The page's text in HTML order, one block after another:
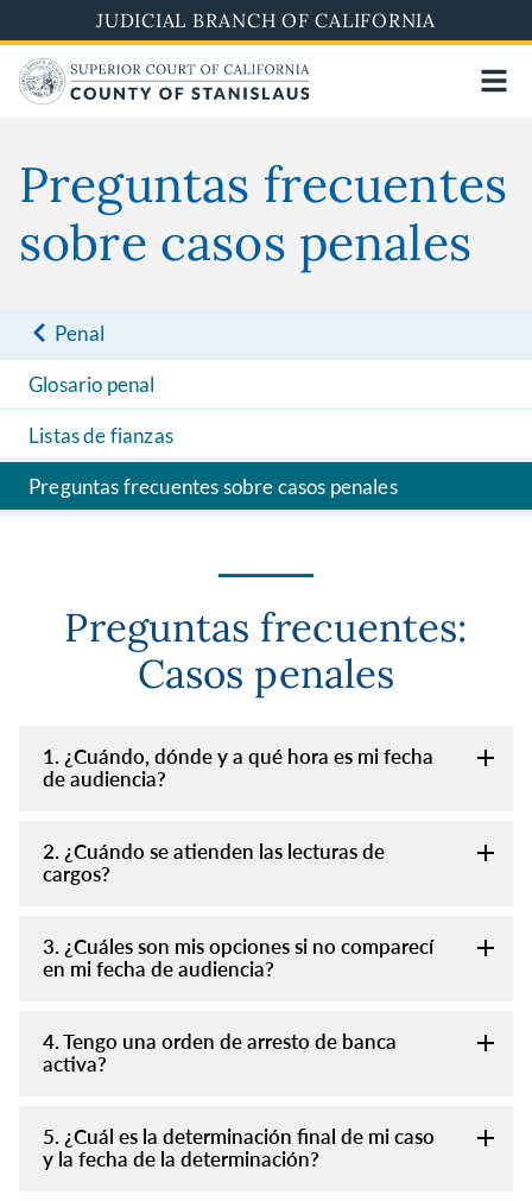
to
main
content
JUDICIAL BRANCH OF CALIFORNIA
Preguntas frecuentes
sobre casos penales
Penal
Glosario penal
Listas de fianzas
Preguntas frecuentes sobre casos penales
Preguntas frecuentes:
Casos penales
1. ¿Cuándo, dónde y a qué hora es mi fecha
de audiencia?
2. ¿Cuándo se atienden las lecturas de
cargos?
3. ¿Cuáles son mis opciones si no comparecí
en mi fecha de audiencia?
4. Tengo una orden de arresto de banca
activa?
5. ¿Cuál es la determinación final de mi caso
y la fecha de la determinación?